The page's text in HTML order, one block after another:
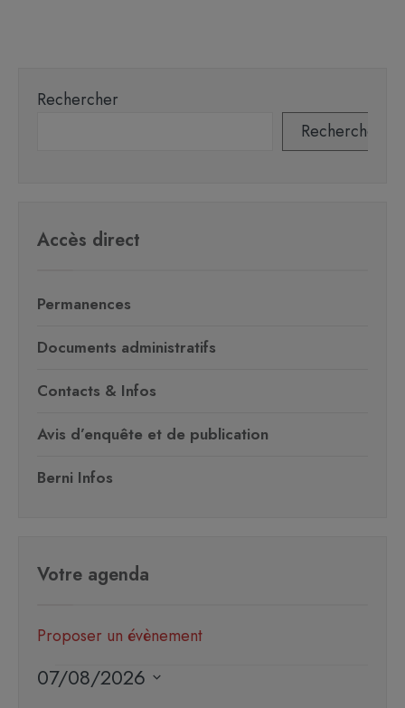
Rechercher
Rechercher
Accès direct
Permanences
Documents administratifs
Contacts & Infos
Avis d’enquête et de publication
Berni Infos
Votre agenda
Proposer un évènement
07/08/2026